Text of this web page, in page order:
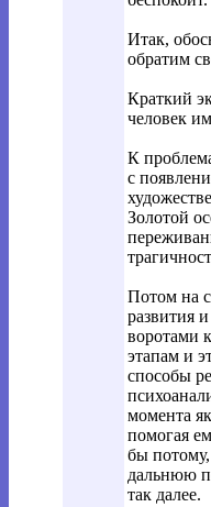
Итак,
обратим
Краткий
человек
К
с
Золотой
Потом на
развития
воротами
этапам и
способы
момента
помогая
бы
дальнюю
так далее.